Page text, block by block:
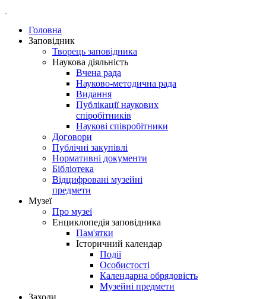
Головна
Заповідник
Творець заповідника
Наукова діяльність
Вчена рада
Науково-методична рада
Видання
Публікації наукових
спіробітників
Наукові співробітники
Договори
Публічні закупівлі
Нормативні документи
Бібліотека
Відцифровані музейні
предмети
Музеї
Про музеї
Енциклопедія заповідника
Пам'ятки
Історичний календар
Події
Особистості
Календарна обрядовість
Музейні предмети
Заходи